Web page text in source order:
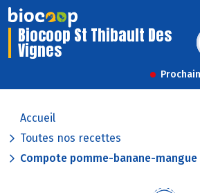
Biocoop St Thibault Des
Vignes
Accueil
Toutes nos recettes
Compote pomme-banane-mangue